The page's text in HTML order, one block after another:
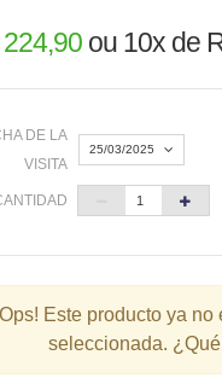
ou 10x de
DE LA
VISITA
25/03/2025
2 3 5
Ops! Este producto ya
seleccionada.